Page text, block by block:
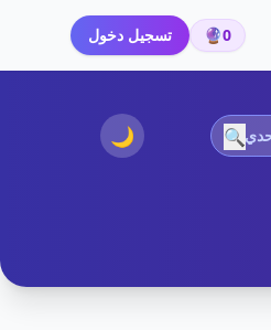
0
🔮 تسجيل دخول
🔍
🌙